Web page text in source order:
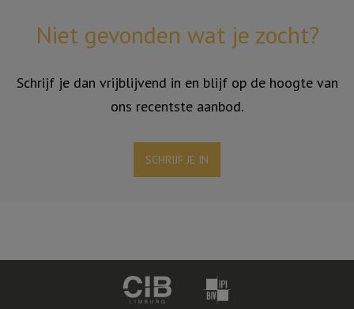
Niet gevonden wat je zocht?
Schrijf je dan vrijblijvend in en blijf op de hoogte van
ons recentste aanbod.
SCHRIJF JE IN